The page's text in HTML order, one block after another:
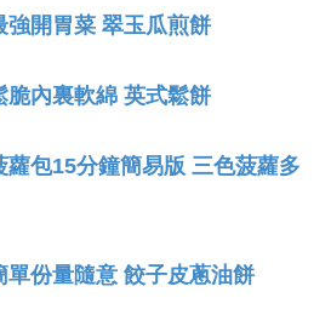
強開胃菜 翠玉瓜煎餅
脆內裏軟綿 英式鬆餅
蘿包15分鐘簡易版 三色菠蘿多
單份量隨意 餃子皮蔥油餅